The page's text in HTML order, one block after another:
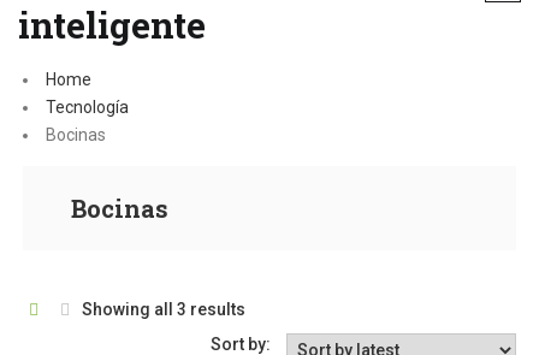
inteligente
Home
Tecnología
Bocinas
Bocinas
Showing all 3 results
Sort by: